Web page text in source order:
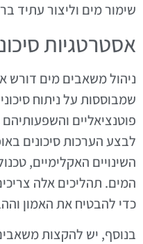
שימור מים וליצור עתיד
אסטרטגיות
ניהול משאבים מים דורש
שמבוססות על ניתוח
פוטנציאליים
לבצע הערכות סיכונים
השינויים האקלימיים,
המים. תהליכים אלה
כדי להבטיח את האמון
בנוסף, יש להקצות משאבים